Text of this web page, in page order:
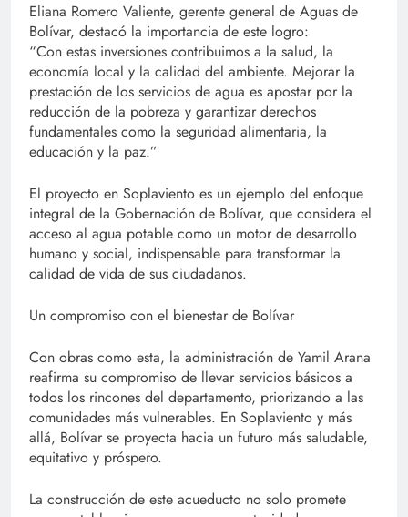
Eliana Romero Valiente, gerente general de Aguas de
Bolívar, destacó la importancia de este logro:
“Con estas inversiones contribuimos a la salud, la
economía local y la calidad del ambiente. Mejorar la
prestación de los servicios de agua es apostar por la
reducción de la pobreza y garantizar derechos
fundamentales como la seguridad alimentaria, la
educación y la paz.”
El proyecto en Soplaviento es un ejemplo del enfoque
integral de la Gobernación de Bolívar, que considera el
acceso al agua potable como un motor de desarrollo
humano y social, indispensable para transformar la
calidad de vida de sus ciudadanos.
Un compromiso con el bienestar de Bolívar
Con obras como esta, la administración de Yamil Arana
reafirma su compromiso de llevar servicios básicos a
todos los rincones del departamento, priorizando a las
comunidades más vulnerables. En Soplaviento y más
allá, Bolívar se proyecta hacia un futuro más saludable,
equitativo y próspero.
La construcción de este acueducto no solo promete